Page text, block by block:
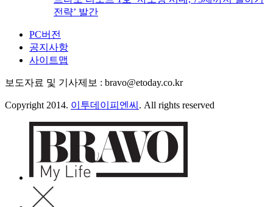
전략’ 발간
PC버전
공지사항
사이트맵
보도자료 및 기사제보 : bravo@etoday.co.kr
Copyright 2014. 이투데이피엔씨 . All rights reserved